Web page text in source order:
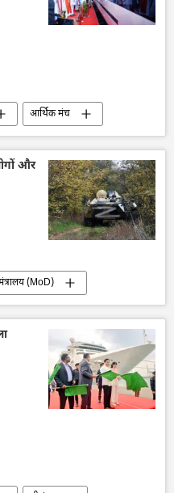
आर्थिक मंच
इंडोनेशिया
विकासऔर
मंत्रालय (MoD)